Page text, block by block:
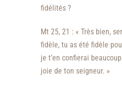
fidélités ?
Mt 25, 21 : « Très bien,
fidèle, tu as été fidèle
je t’en confierai
joie de ton seigneur. »